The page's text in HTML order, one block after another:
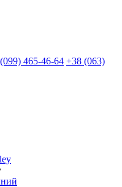
465-46-64 +38 (063)